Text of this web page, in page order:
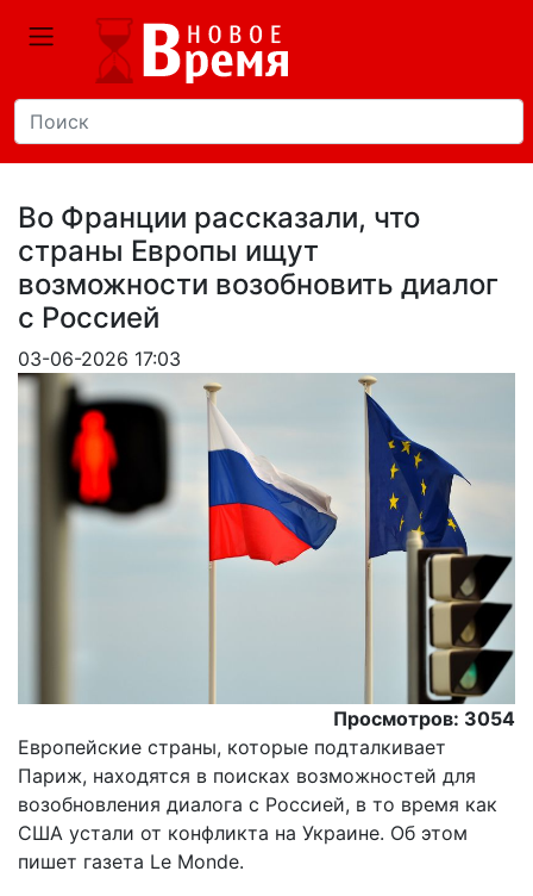
Во Франции рассказали, что
страны Европы ищут
возможности возобновить диалог
с Россией
03-06-2026 17:03
Просмотров: 3054
Европейские страны, которые подталкивает
Париж, находятся в поисках возможностей для
возобновления диалога с Россией, в то время как
США устали от конфликта на Украине. Об этом
пишет газета Le Monde.